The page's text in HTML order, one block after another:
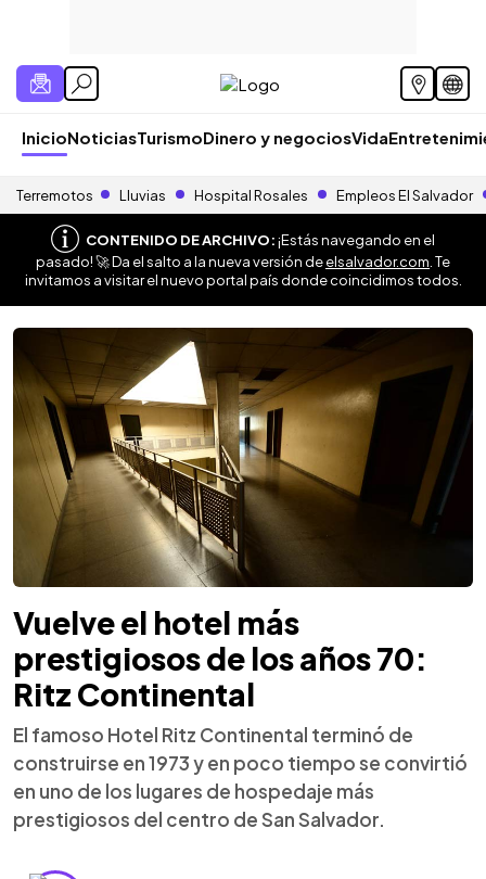
InicioNoticiasTurismoDinero y negociosVida
Terremotos Lluvias Hospital Rosales Empleos El Salvador
CONTENIDO DE ARCHIVO:¡Estás navegando en el
pasado! 🚀 Da el salto a la nueva versión deelsalvador.com . Te
invitamos a visitar el nuevo portal país donde coincidimos todos.
Vuelve el hotel más
prestigiosos de los años 70:
Ritz Continental
El famoso Hotel Ritz Continental terminó de
construirse en 1973 y en poco tiempo se convirtió
en uno de los lugares de hospedaje más
prestigiosos del centro de San Salvador.